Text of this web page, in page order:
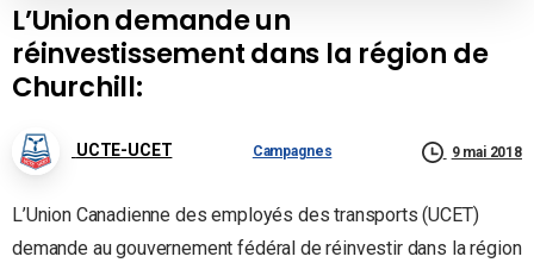
L’Union demande un
réinvestissement dans la région de
Churchill:
UCTE-UCET Campagnes 9 mai 2018
L’Union Canadienne des employés des transports (UCET)
demande au gouvernement fédéral de réinvestir dans la région